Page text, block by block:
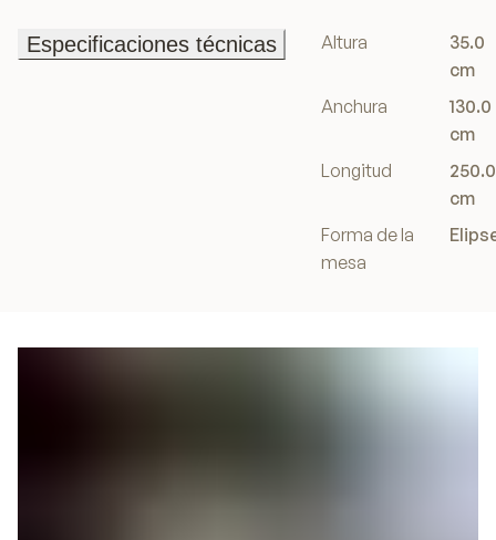
Especificaciones técnicas
Altura
35.0
cm
Anchura
130.0
cm
Longitud
250.0
cm
Forma de la
mesa